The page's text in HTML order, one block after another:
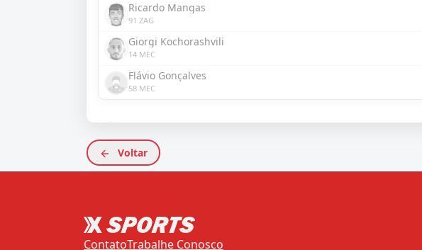
Ricardo Mangas
91 ZAG
Giorgi Kochorashvili
14 MEC
Flávio Gonçalves
58 MEC
Voltar
ContatoTrabalhe Conosco